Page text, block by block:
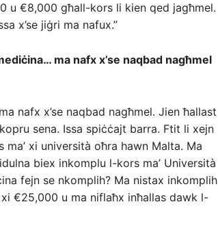
u €8,000 għall-kors li kien qed jagħmel.
x’se jiġri ma nafux.”
ma nafx x’se naqbad nagħmel
nafx x’se naqbad nagħmel. Jien ħallast
sena. Issa spiċċajt barra. Ftit li xejn
xi università oħra hawn Malta. Ma
biex inkomplu l-kors ma’ Università
fejn se nkomplih? Ma nistax inkomplih
€25,000 u ma niflaħx inħallas dawk l-